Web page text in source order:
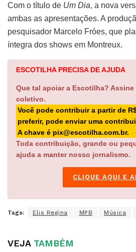
Com o título de Um Dia, a nova
ambas as apresentações. A
pesquisador Marcelo Fróes, que
íntegra dos shows em Montreux.
ESCOTILHA PRECISA DE AJUDA
Que tal apoiar a Escotilha?
coletivo.
Você pode contribuir a partir de
preferir, pode enviar uma
A chave é pix@escotilha.com.br.
Toda contribuição, grande ou
ajuda a manter nosso jornalismo.
CLIQUE AQUI E
Tags: Elis Regina MPB Música
VEJATAMBÉM